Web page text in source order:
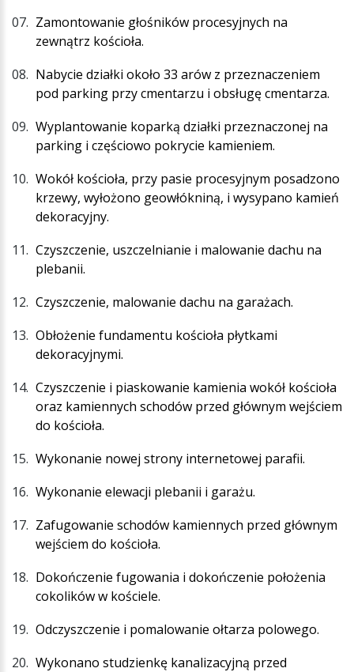
Zamontowanie głośników procesyjnych na
zewnątrz kościoła.
Nabycie działki około 33 arów z przeznaczeniem
pod parking przy cmentarzu i obsługę cmentarza.
Wyplantowanie koparką działki przeznaczonej na
parking i częściowo pokrycie kamieniem.
Wokół kościoła, przy pasie procesyjnym posadzono
krzewy, wyłożono geowłókniną, i wysypano kamień
dekoracyjny.
Czyszczenie, uszczelnianie i malowanie dachu na
plebanii.
Czyszczenie, malowanie dachu na garażach.
Obłożenie fundamentu kościoła płytkami
dekoracyjnymi.
Czyszczenie i piaskowanie kamienia wokół kościoła
oraz kamiennych schodów przed głównym wejściem
do kościoła.
Wykonanie nowej strony internetowej parafii.
Wykonanie elewacji plebanii i garażu.
Zafugowanie schodów kamiennych przed głównym
wejściem do kościoła.
Dokończenie fugowania i dokończenie położenia
cokolików w kościele.
Odczyszczenie i pomalowanie ołtarza polowego.
Wykonano studzienkę kanalizacyjną przed